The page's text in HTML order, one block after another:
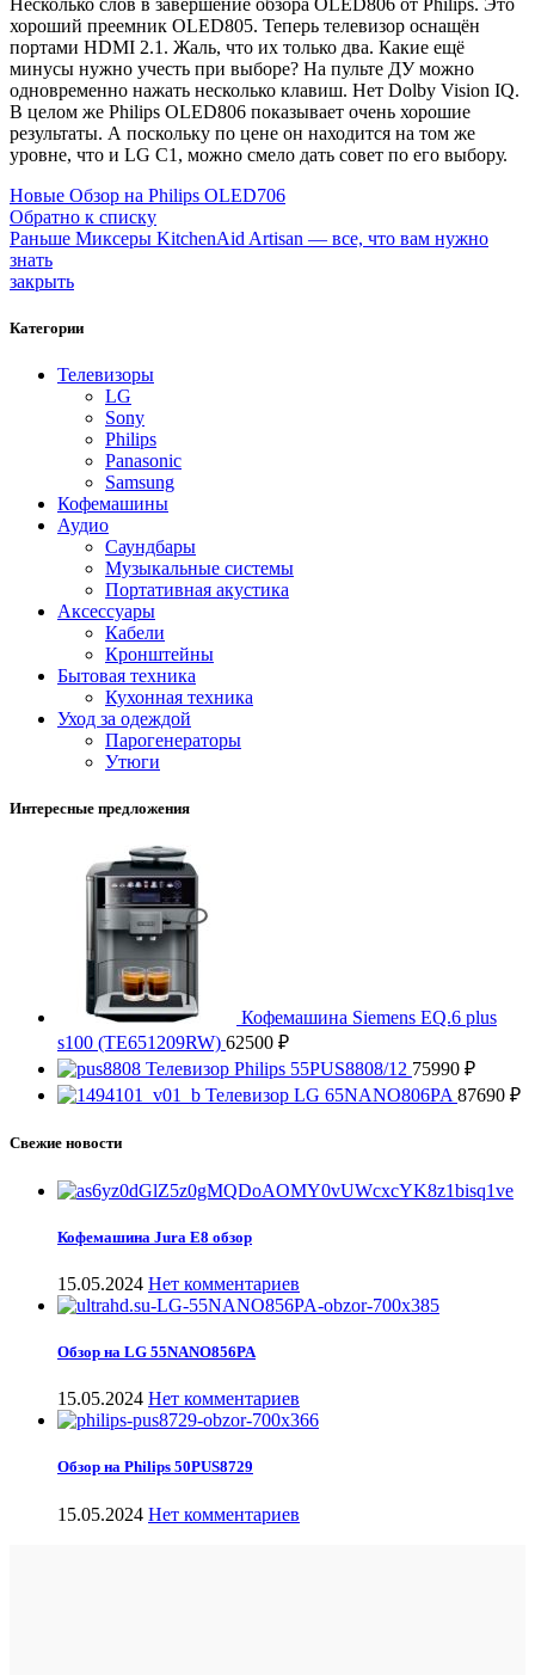
хороший преемник OLED805. Теперь телевизор оснащён
портами HDMI 2.1. Жаль, что их только два. Какие ещё
минусы нужно учесть при выборе? На пульте ДУ можно
одновременно нажать несколько клавиш. Нет Dolby Vision IQ.
В целом же Philips OLED806 показывает очень хорошие
результаты. А поскольку по цене он находится на том же
уровне, что и LG C1, можно смело дать совет по его выбору.
Новые Обзор на Philips OLED706
Обратно к списку
Раньше Миксеры KitchenAid Artisan — все, что вам нужно
знать
закрыть
Категории
Телевизоры
LG
Sony
Philips
Panasonic
Samsung
Кофемашины
Аудио
Саундбары
Музыкальные системы
Портативная акустика
Аксессуары
Кабели
Кронштейны
Бытовая техника
Кухонная техника
Уход за одеждой
Парогенераторы
Утюги
Интересные предложения
Кофемашина Siemens EQ.6 plus
s100 (TE651209RW) 62500 ₽
Телевизор Philips 55PUS8808/12 75990 ₽
Телевизор LG 65NANO806PA 87690 ₽
Свежие новости
Кофемашина Jura E8 обзор
15.05.2024 Нет комментариев
Обзор на LG 55NANO856PA
15.05.2024 Нет комментариев
Обзор на Philips 50PUS8729
15.05.2024 Нет комментариев